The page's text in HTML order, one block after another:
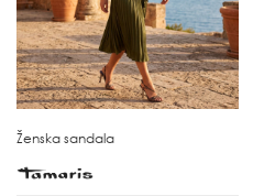
Ženska sandala